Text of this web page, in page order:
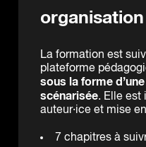
La formation est
plateforme
sous la forme
scénarisée. Elle est
auteur·ice et mise
7 chapitres à